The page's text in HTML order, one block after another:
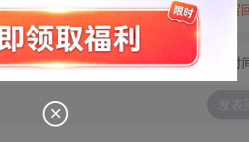
举报 写
切换为时
发表